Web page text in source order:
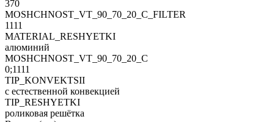
370
MOSHCHNOST_VT_90_70_20_C_FILTER
1111
MATERIAL_RESHYETKI
алюминий
MOSHCHNOST_VT_90_70_20_C
0;1111
TIP_KONVEKTSII
с естественной конвекцией
TIP_RESHYETKI
роликовая решётка